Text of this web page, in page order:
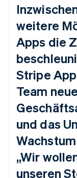
weitere
Apps die
Stripe
Team
und das
„Wir
unseren